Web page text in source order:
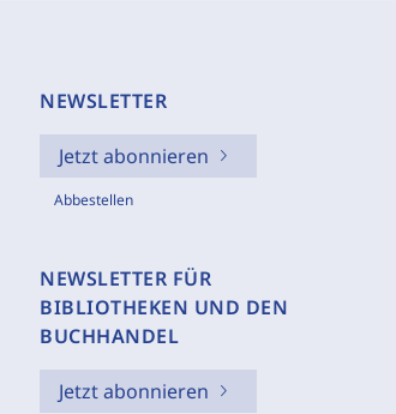
NEWSLETTER
Jetzt abonnieren
Abbestellen
NEWSLETTER FÜR
BIBLIOTHEKEN UND DEN
BUCHHANDEL
Jetzt abonnieren